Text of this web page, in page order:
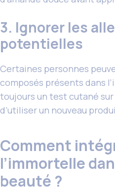
3. Ignorer les
potentielles
Certaines personnes
composés présents dans
toujours un test cutané
d’utiliser un nouveau
Comment
l’immortelle
beauté ?